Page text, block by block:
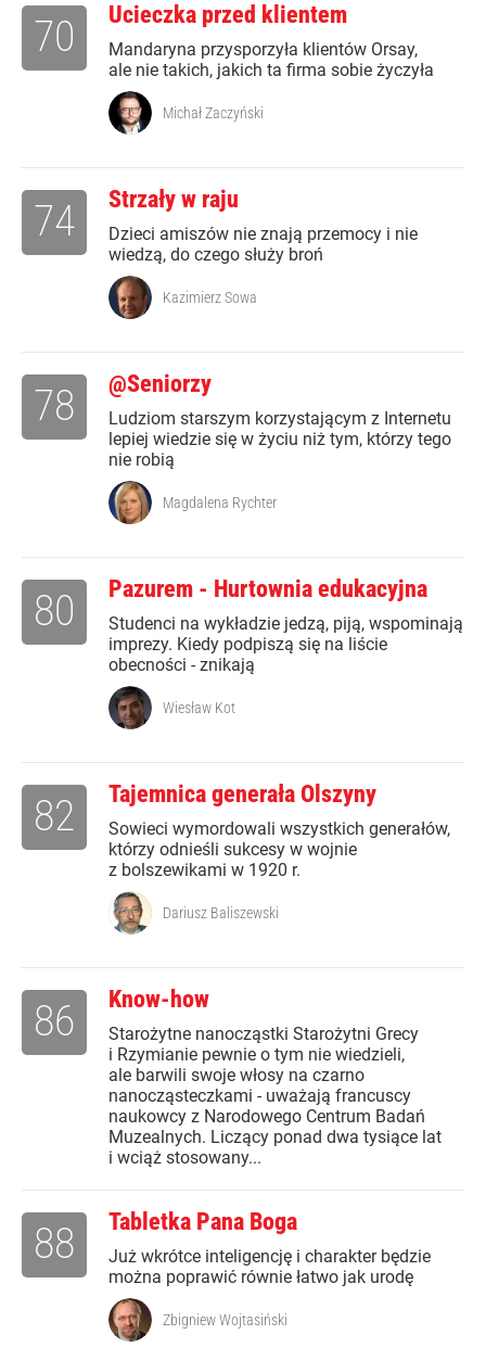
Ucieczka przed klientem
Mandaryna przysporzyła klientów Orsay,
ale nie takich, jakich ta firma sobie życzyła
70
Michał Zaczyński
Strzały w raju
Dzieci amiszów nie znają przemocy i nie
wiedzą, do czego służy broń
74
Kazimierz Sowa
@Seniorzy
Ludziom starszym korzystającym z Internetu
lepiej wiedzie się w życiu niż tym, którzy tego
nie robią
78
Magdalena Rychter
Pazurem - Hurtownia edukacyjna
Studenci na wykładzie jedzą, piją, wspominają
imprezy. Kiedy podpiszą się na liście
obecności - znikają
80
Wiesław Kot
Tajemnica generała Olszyny
Sowieci wymordowali wszystkich generałów,
którzy odnieśli sukcesy w wojnie
z bolszewikami w 1920 r.
82
Dariusz Baliszewski
Know-how
Starożytne nanocząstki Starożytni Grecy
i Rzymianie pewnie o tym nie wiedzieli,
ale barwili swoje włosy na czarno
nanocząsteczkami - uważają francuscy
naukowcy z Narodowego Centrum Badań
Muzealnych. Liczący ponad dwa tysiące lat
i wciąż stosowany...
86
Tabletka Pana Boga
Już wkrótce inteligencję i charakter będzie
można poprawić równie łatwo jak urodę
88
Zbigniew Wojtasiński